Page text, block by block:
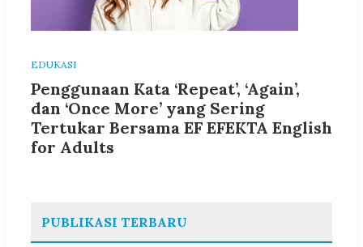
EDUKASI
Penggunaan Kata ‘Repeat’, ‘Again’,
dan ‘Once More’ yang Sering
Tertukar Bersama EF EFEKTA English
for Adults
PUBLIKASI TERBARU